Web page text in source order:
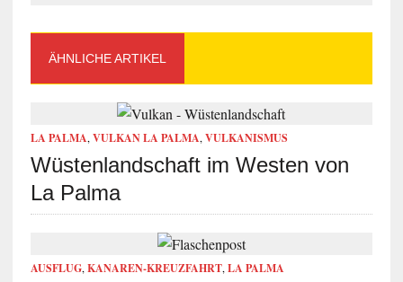
ÄHNLICHE ARTIKEL
LA PALMA, VULKAN LA PALMA, VULKANISMUS
Wüstenlandschaft im Westen von
La Palma
AUSFLUG, KANAREN-KREUZFAHRT, LA PALMA